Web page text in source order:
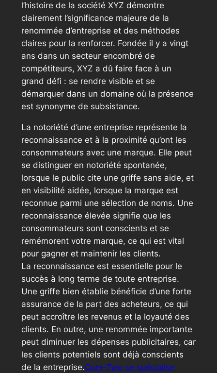
l’histoire de la société XYZ démontre
clairement l’significance majeure de la
renommée d’entreprise et des méthodes
claires pour la renforcer. Fondée il y a vingt
ans dans un secteur encombré de
compétiteurs, XYZ a dû faire face à un
grand défi : se rendre visible et se
démarquer dans un domaine où la présence
est synonyme de subsistance.
La notoriété d’une entreprise représente la
reconnaissance et à la proximité qu’ont les
consommateurs avec une marque. Elle peut
se distinguer en notoriété spontanée,
lorsque le public cite une griffe sans aide, et
en visibilité aidée, lorsque la marque est
reconnue parmi une sélection de noms. Une
reconnaissance élevée signifie que les
consommateurs sont conscients et se
remémorent votre marque, ce qui est vital
pour gagner et maintenir les clients.
La reconnaissance est essentielle pour le
succès à long terme de toute entreprise.
Une griffe bien établie bénéficie d’une forte
assurance de la part des acheteurs, ce qui
peut accroître les revenus et la loyauté des
clients. En outre, une renommée importante
peut diminuer les dépenses publicitaires, car
les clients potentiels sont déjà conscients
de la entreprise.Com-Two se spécialise